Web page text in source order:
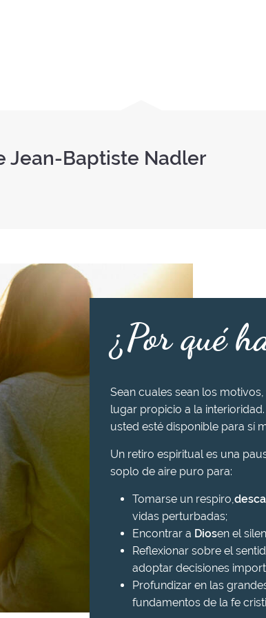
Jean-Baptiste Nadler
¿Por qué
Sean cuales sean los
lugar propicio a la
usted esté disponible para sí
Un retiro espiritual es una
soplo de aire puro para:
Tomarse un respiro,
vidas perturbadas;
Encontrar a Diosen el
Reflexionar sobre el
adoptar decisiones
Profundizar en las
fundamentos de la fe